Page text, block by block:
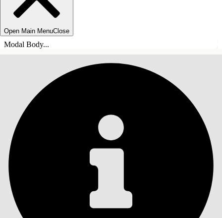
Open Main MenuClose
Modal Body...
目录